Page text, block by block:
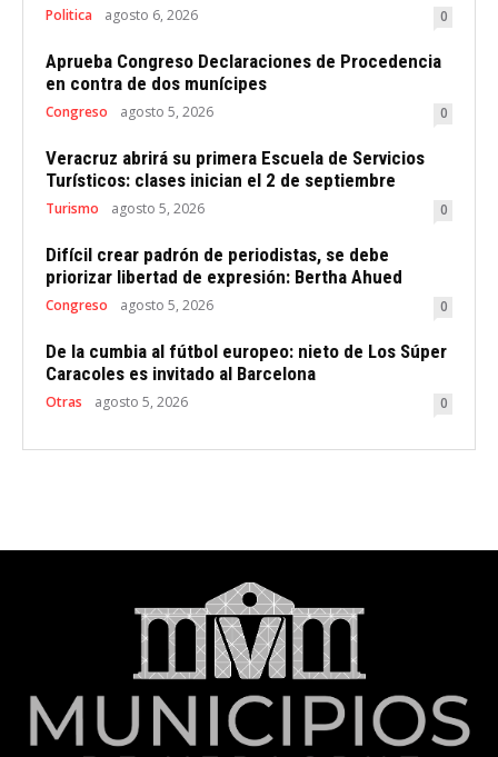
Politica agosto 6, 2026 0
Aprueba Congreso Declaraciones de Procedencia
en contra de dos munícipes
Congreso agosto 5, 2026 0
Veracruz abrirá su primera Escuela de Servicios
Turísticos: clases inician el 2 de septiembre
Turismo agosto 5, 2026 0
Difícil crear padrón de periodistas, se debe
priorizar libertad de expresión: Bertha Ahued
Congreso agosto 5, 2026 0
De la cumbia al fútbol europeo: nieto de Los Súper
Caracoles es invitado al Barcelona
Otras agosto 5, 2026 0